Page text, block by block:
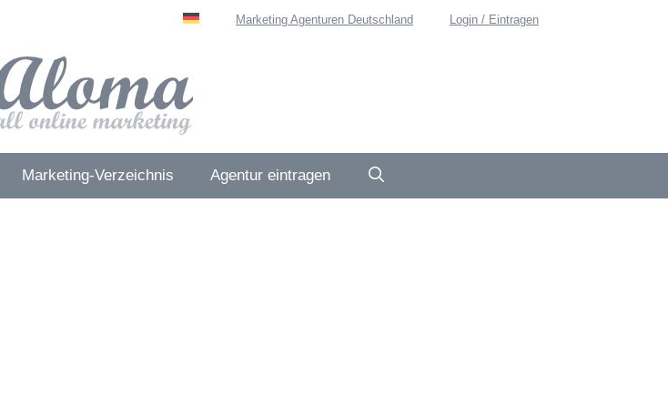
Marketing Agenturen Deutschland Login / Eintragen
Marketing-Verzeichnis Agentur eintragen